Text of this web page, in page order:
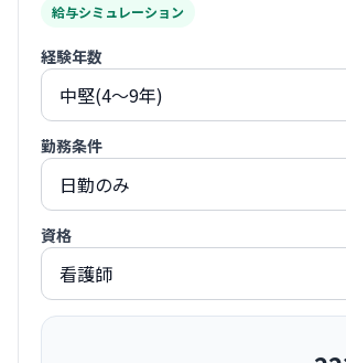
給与シミュレーション
経験年数
勤務条件
資格